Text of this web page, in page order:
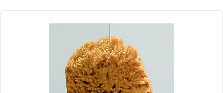
Производитель Radaway